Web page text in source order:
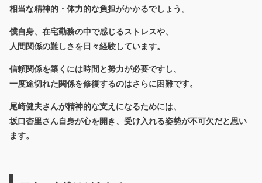
相当な精神的・体力的な負担がかかるでしょう。
僕自身、在宅勤務の中で感じるストレスや、
人間関係の難しさを日々経験しています。
信頼関係を築くには時間と努力が必要ですし、
一度途切れた関係を修復するのはさらに困難です。
尾崎健夫さんが精神的な支えになるためには、
坂口杏里さん自身が心を開き、受け入れる姿勢が不可欠だと思い
ます。